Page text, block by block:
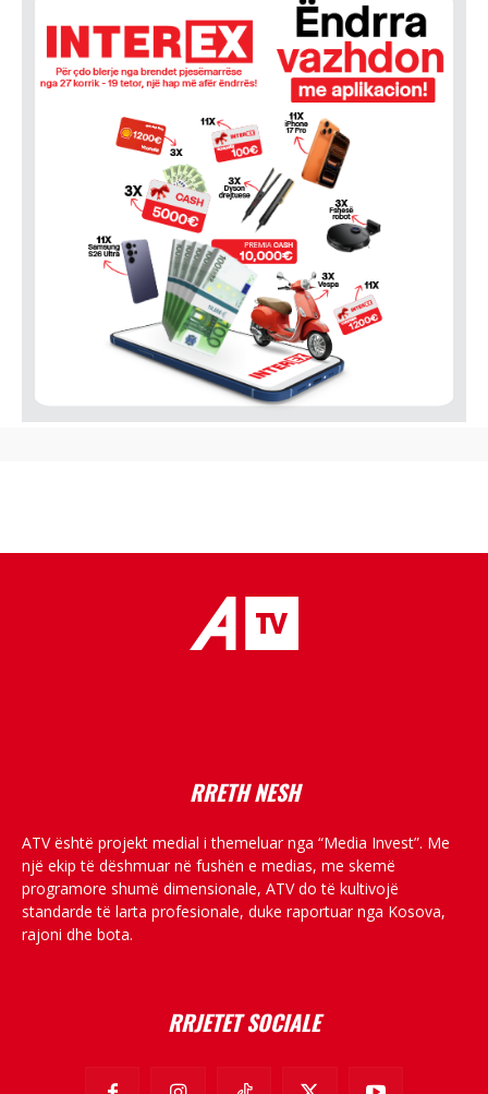
RRETH NESH
ATV është projekt medial i themeluar nga “Media Invest”. Me
një ekip të dëshmuar në fushën e medias, me skemë
programore shumë dimensionale, ATV do të kultivojë
standarde të larta profesionale, duke raportuar nga Kosova,
rajoni dhe bota.
RRJETET SOCIALE